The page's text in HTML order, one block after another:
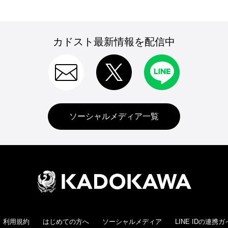
カドスト最新情報を配信中
ソーシャルメディア一覧
利用規約 はじめての方へ ソーシャルメディア LINE IDの連携ガ